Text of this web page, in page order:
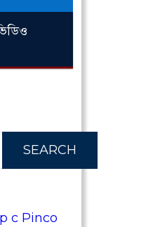
SEARCH
с Pinco